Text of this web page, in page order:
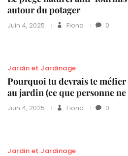
autour du potager
Juin 4, 2025 Fiona 0
Jardin et Jardinage
Pourquoi tu devrais te méfier
au jardin (ce que personne
Juin 4, 2025 Fiona 0
Jardin et Jardinage